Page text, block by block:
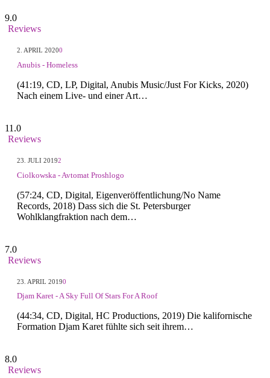
9.0
Reviews
2. APRIL 20200
Anubis - Homeless
(41:19, CD, LP, Digital, Anubis Music/Just For Kicks, 2020)
Nach einem Live- und einer Art…
11.0
Reviews
23. JULI 20192
Ciolkowska - Avtomat Proshlogo
(57:24, CD, Digital, Eigenveröffentlichung/No Name
Records, 2018) Dass sich die St. Petersburger
Wohlklangfraktion nach dem…
7.0
Reviews
23. APRIL 20190
Djam Karet - A Sky Full Of Stars For A Roof
(44:34, CD, Digital, HC Productions, 2019) Die kalifornische
Formation Djam Karet fühlte sich seit ihrem…
8.0
Reviews